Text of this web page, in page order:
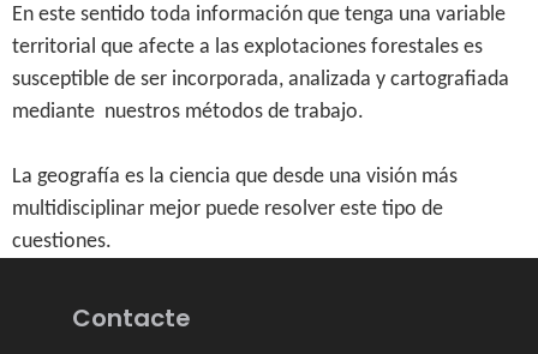
En este sentido toda información que tenga una variable
territorial que afecte a las explotaciones forestales es
susceptible de ser incorporada, analizada y cartografiada
mediante nuestros métodos de trabajo.
La geografía es la ciencia que desde una visión más
multidisciplinar mejor puede resolver este tipo de
cuestiones.
Contacte